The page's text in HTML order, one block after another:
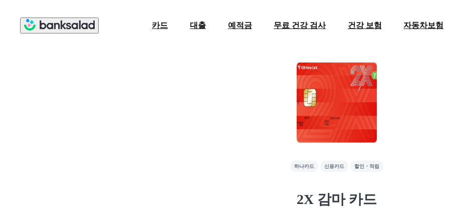
카드 대출 예적금 무료 건강 검사 건강 보험 자동차보험
하나카드 신용카드 할인・적립
2X 감마 카드